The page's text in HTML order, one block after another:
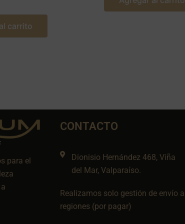
carrito
para el
CONTACTO
Dionisio Hernández 468, Viña
del Mar, Valparaíso.
Realizamos solo gestión de envío a
regiones (por pagar)